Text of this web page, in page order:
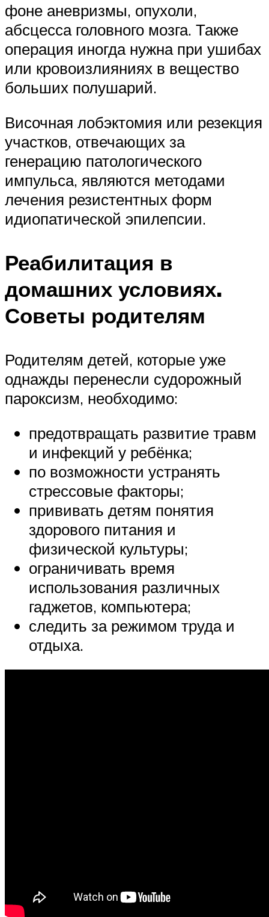
фоне аневризмы, опухоли,
абсцесса головного мозга. Также
операция иногда нужна при ушибах
или кровоизлияниях в вещество
больших полушарий.
Височная лобэктомия или резекция
участков, отвечающих за
генерацию патологического
импульса, являются методами
лечения резистентных форм
идиопатической эпилепсии.
Реабилитация в
домашних условиях.
Советы родителям
Родителям детей, которые уже
однажды перенесли судорожный
пароксизм, необходимо:
предотвращать развитие травм
и инфекций у ребёнка;
по возможности устранять
стрессовые факторы;
прививать детям понятия
здорового питания и
физической культуры;
ограничивать время
использования различных
гаджетов, компьютера;
следить за режимом труда и
отдыха.